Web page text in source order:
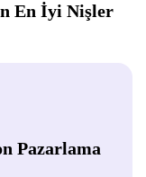
En İyi Nişler
Pazarlama